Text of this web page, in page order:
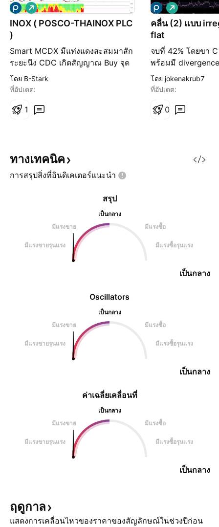
INOX ( POSCO-THAINOX PLC
)
Smart MCDX มีแท่งแดงสะสมมาสัก
ระยะนึง CDC เกิดสัญญาณ Buy จุด
เข้า : 1.30 ( หรือ รอย่อ ในกรอบ
1.30 - 1.21 ) SL : ราคาปิดหลุด
61.8% ที่ 1.57 RR 1:3
เ
ม
น
โดย B-Stark
ที่อัปเดต:
1
คลื่น (2) แบบ
flat
จบที่ 42% โดยขา
พร้อมมี
hidden
RRR > 8
เ
ม
น
โดย jokenakrub7
ที่อัปเดต:
0
ทางเทคนิค
การสรุปสิ่งที่อินดิเคเตอร์แนะนำ
Oscillators
เป็นกลาง
มีแรงขาย
มีแรงซื้อ
มีแรงขายรุนแรง มีแรงซื้อรุนแรง
เป็นกลาง
สรุป
เป็นกลาง
มีแรงขาย
มีแรงซื้อ
มีแรงขายรุนแรง มีแรงซื้อรุนแรง
เป็นกลาง
ค่าเฉลี่ยเคลื่อนที่
เป็นกลาง
มีแรงขาย
มีแรงซื้อ
มีแรงขายรุนแรง มีแรงซื้อรุนแรง
เป็นกลาง
ฤดูกาล
แสดงการเคลื่อนไหวของราคาของสัญลักษณ์ในช่วงปีก่อน